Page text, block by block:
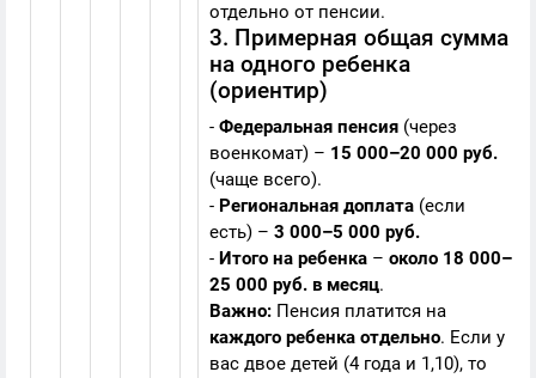
отдельно от пенсии.
3. Примерная общая сумма
на одного ребенка
(ориентир)
- Федеральная пенсия (через
военкомат) – 15 000–20 000 руб.
(чаще всего).
- Региональная доплата (если
есть) – 3 000–5 000 руб.
- Итого на ребенка – около 18 000–
25 000 руб. в месяц.
Важно: Пенсия платится на
каждого ребенка отдельно. Если у
вас двое детей (4 года и 1,10), то